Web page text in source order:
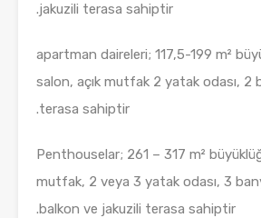
jakuzili terasa sahiptir.
2+1 apartman daireleri; 117,5-199 m²
salon, açık mutfak 2 yatak odası, 2
terasa sahiptir.
Penthouselar; 261 – 317 m²
mutfak, 2 veya 3 yatak odası, 3
balkon ve jakuzili terasa sahiptir.